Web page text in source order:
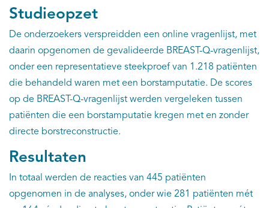
Studieopzet
De onderzoekers verspreidden een online vragenlijst, met
daarin opgenomen de gevalideerde BREAST-Q-vragenlijst,
onder een representatieve steekproef van 1.218 patiënten
die behandeld waren met een borstamputatie. De scores
op de BREAST-Q-vragenlijst werden vergeleken tussen
patiënten die een borstamputatie kregen met en zonder
directe borstreconstructie.
Resultaten
In totaal werden de reacties van 445 patiënten
opgenomen in de analyses, onder wie 281 patiënten mét